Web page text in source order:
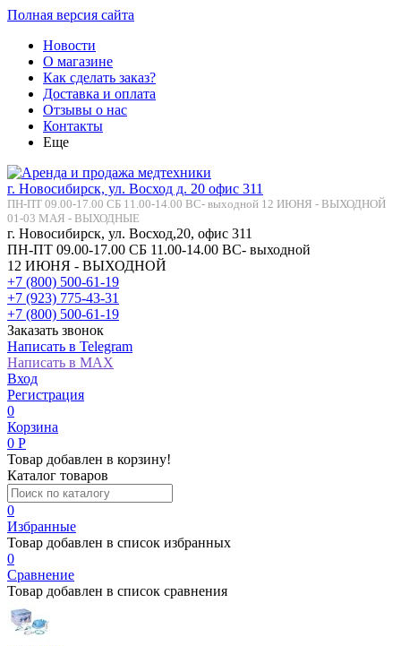
Полная версия сайта
Новости
О магазине
Как сделать заказ?
Доставка и оплата
Отзывы о нас
Контакты
Еще
г. Новосибирск, ул. Восход д. 20 офис 311
ПН-ПТ 09.00-17.00 СБ 11.00-14.00 ВС- выходной 12 ИЮНЯ - ВЫХОДНОЙ
01-03 МАЯ - ВЫХОДНЫЕ
г. Новосибирск, ул. Восход,20, офис 311
ПН-ПТ 09.00-17.00 СБ 11.00-14.00 ВС- выходной
12 ИЮНЯ - ВЫХОДНОЙ
+7 (800) 500-61-19
+7 (923) 775-43-31
+7 (800) 500-61-19
Заказать звонок
Написать в Telegram
Написать в MAX
Вход
Регистрация
0
Корзина
0 Р
Товар добавлен в корзину!
Каталог товаров
0
Избранные
Товар добавлен в список избранных
0
Сравнение
Товар добавлен в список сравнения